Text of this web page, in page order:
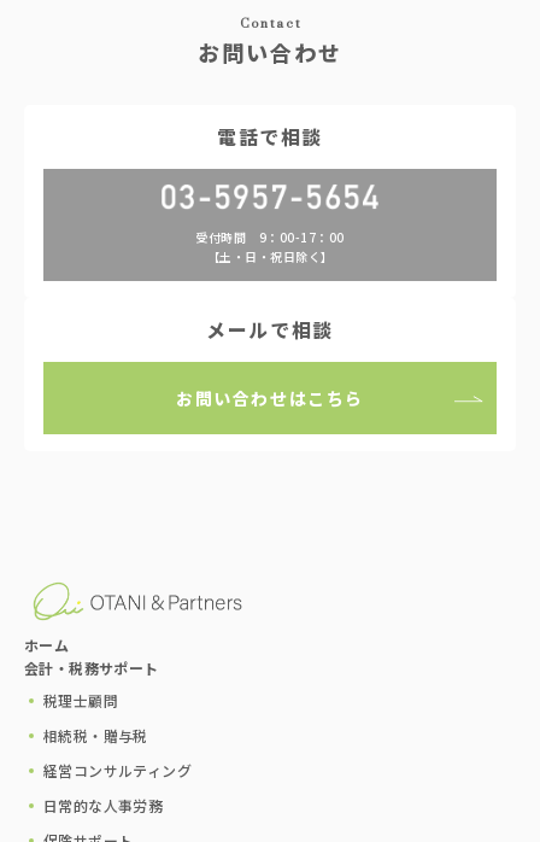
Contact
お問い合わせ
電話で相談
受付時間 9：00-17：00
【土・日・祝日除く】
メールで相談
お問い合わせはこちら
ホーム
会計・税務サポート
税理士顧問
相続税・贈与税
経営コンサルティング
日常的な人事労務